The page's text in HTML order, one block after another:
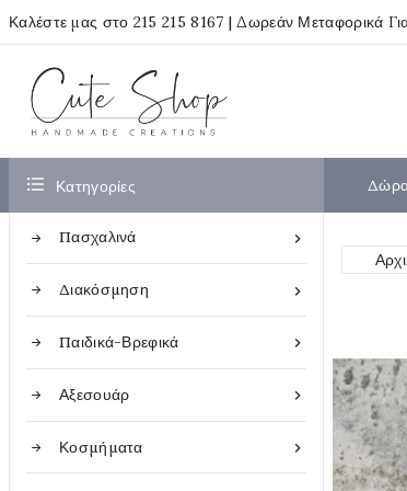
Καλέστε μας στο 215 215 8167 | Δωρεάν Μεταφορικά
 Κατηγορίες

Πασχαλινά

Διακόσμηση

Παιδικά-Βρεφικά

Αξεσουάρ

Κοσμήματα